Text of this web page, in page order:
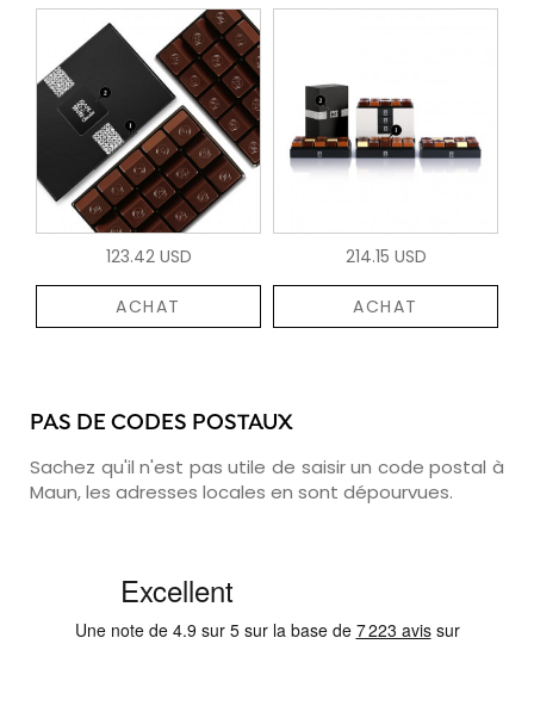
123.42 USD
ACHAT
214.15 USD
ACHAT
PAS DE CODES POSTAUX
Sachez qu'il n'est pas utile de saisir un code postal à
Maun, les adresses locales en sont dépourvues.